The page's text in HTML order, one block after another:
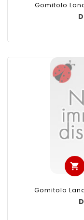
Gomitolo
shopping_cart
Gomitolo